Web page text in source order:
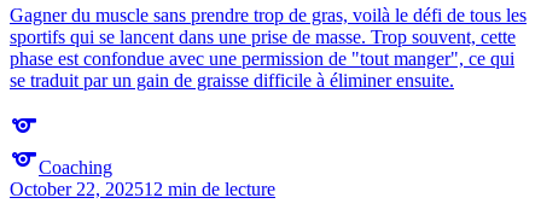
Gagner du muscle sans prendre trop de gras, voilà le défi de tous les
sportifs qui se lancent dans une prise de masse. Trop souvent, cette
phase est confondue avec une permission de "tout manger", ce qui
se traduit par un gain de graisse difficile à éliminer ensuite.
sports
sportsCoaching
October 22, 202512 min de lecture